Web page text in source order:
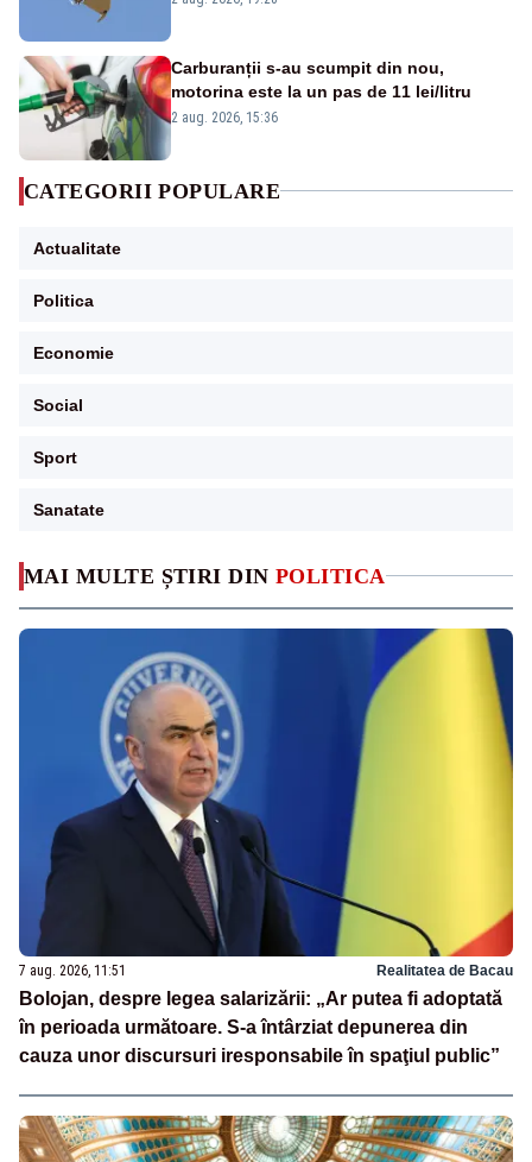
MAI MULTE ȘTIRI DIN POLITICA
7 aug. 2026, 11:51 Realitatea de Bacau
Bolojan, despre legea salarizării: „Ar putea fi adoptată
în perioada următoare. S-a întârziat depunerea din
cauza unor discursuri iresponsabile în spaţiul public”
Carburanții s-au scumpit din nou,
motorina este la un pas de 11 lei/litru
2 aug. 2026, 15:36
CATEGORII POPULARE
Actualitate
Politica
Economie
Social
Sport
Sanatate